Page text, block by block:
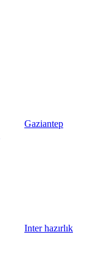
Gaziantep
Inter hazırlık